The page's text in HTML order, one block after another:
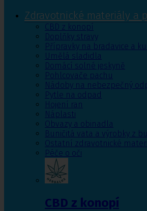
Zdravotnické materiály a
CBD z konopí
Doplňky stravy
Přípravky na bradavice a
Umělá sladidla
Domácí solné jeskyně
Pohlcovače pachu
Nádoby na nebezpečný
Pytle na odpad
Hojení ran
Náplasti
Obvazy a obinadla
Buničitá vata a výrobky z
Ostatní zdravotnické
Péče o oči
CBD z konopí